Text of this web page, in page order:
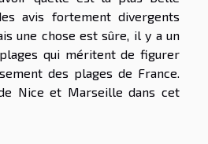
avis fortement divergents
une chose est sûre, il y a un
qui méritent de figurer
des plages de France.
Nice et Marseille dans cet